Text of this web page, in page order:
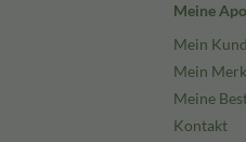
Meine
Mein
Mein
Meine
Kontakt